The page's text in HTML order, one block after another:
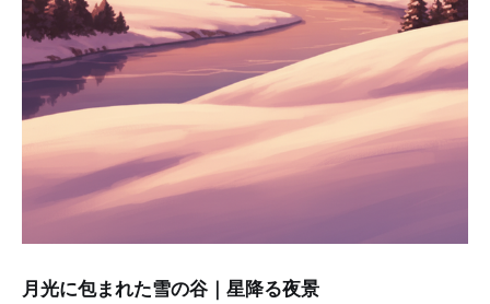
月光に包まれた雪の谷｜星降る夜景